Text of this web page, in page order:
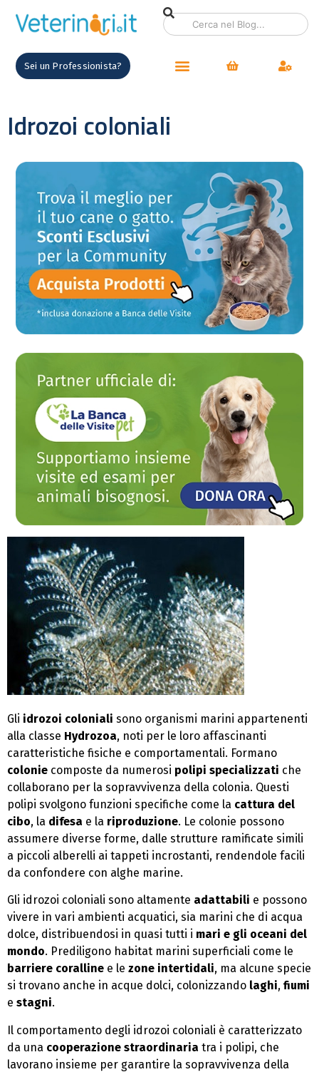
Sei un Professionista?
Idrozoi coloniali
Gli idrozoi coloniali sono organismi marini appartenenti
alla classe Hydrozoa, noti per le loro affascinanti
caratteristiche fisiche e comportamentali. Formano
colonie composte da numerosi polipi specializzati che
collaborano per la sopravvivenza della colonia. Questi
polipi svolgono funzioni specifiche come la cattura del
cibo, la difesa e la riproduzione. Le colonie possono
assumere diverse forme, dalle strutture ramificate simili
a piccoli alberelli ai tappeti incrostanti, rendendole facili
da confondere con alghe marine.
Gli idrozoi coloniali sono altamente adattabili e possono
vivere in vari ambienti acquatici, sia marini che di acqua
dolce, distribuendosi in quasi tutti i mari e gli oceani del
mondo. Prediligono habitat marini superficiali come le
barriere coralline e le zone intertidali, ma alcune specie
si trovano anche in acque dolci, colonizzando laghi, fiumi
e stagni.
Il comportamento degli idrozoi coloniali è caratterizzato
da una cooperazione straordinaria tra i polipi, che
lavorano insieme per garantire la sopravvivenza della